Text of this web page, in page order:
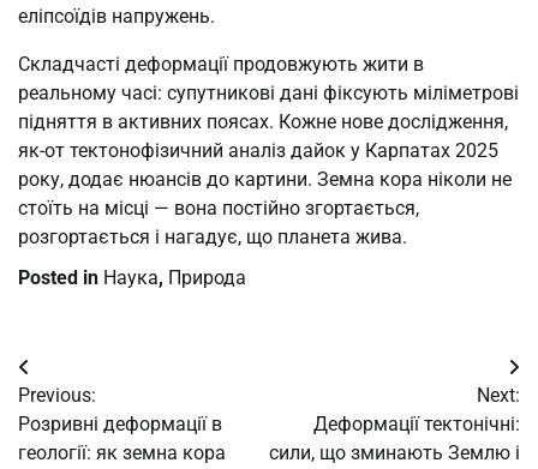
еліпсоїдів напружень.
Складчасті деформації продовжують жити в
реальному часі: супутникові дані фіксують міліметрові
підняття в активних поясах. Кожне нове дослідження,
як-от тектонофізичний аналіз дайок у Карпатах 2025
року, додає нюансів до картини. Земна кора ніколи не
стоїть на місці — вона постійно згортається,
розгортається і нагадує, що планета жива.
Posted in Наука, Природа
Post
navigation
Previous:
Розривні деформації в
геології: як земна кора
Next:
Деформації тектонічні:
сили, що зминають Землю і